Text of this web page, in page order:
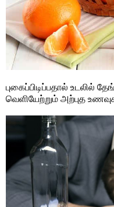
புகைப்பிடிப்பதால் உடலில்
வெளியேற்றும் அற்புத